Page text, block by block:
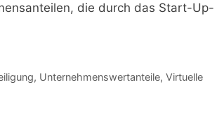
die durch das Start-Up-
, Unternehmenswertanteile, Virtuelle